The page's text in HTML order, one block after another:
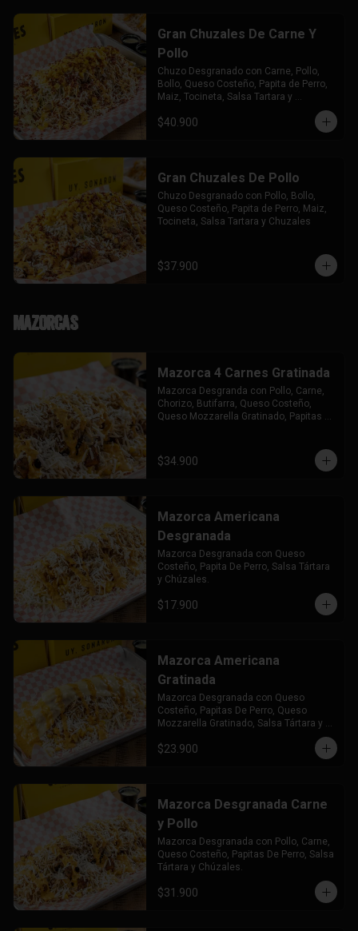
Gran Chuzales De Carne Y
Pollo
Chuzo Desgranado con Carne, Pollo,
Bollo, Queso Costeño, Papita de Perro,
Maiz, Tocineta, Salsa Tartara y
$40.900
Gran Chuzales De Pollo
Chuzo Desgranado con Pollo, Bollo,
Queso Costeño, Papita de Perro, Maiz,
Tocineta, Salsa Tartara y Chuzales
$37.900
Mazorcas
Mazorca 4 Carnes Gratinada
Mazorca Desgranda con Pollo, Carne,
Chorizo, Butifarra, Queso Costeño,
Queso Mozzarella Gratinado, Papitas
$34.900
Mazorca Americana
Desgranada
Mazorca Desgranada con Queso
Costeño, Papita De Perro, Salsa Tártara
y Chúzales.
$17.900
Mazorca Americana
Gratinada
Mazorca Desgranada con Queso
Costeño, Papitas De Perro, Queso
Mozzarella Gratinado, Salsa Tártara y
$23.900
Mazorca Desgranada Carne
y Pollo
Mazorca Desgranada con Pollo, Carne,
Queso Costeño, Papitas De Perro, Salsa
Tártara y Chúzales.
$31.900